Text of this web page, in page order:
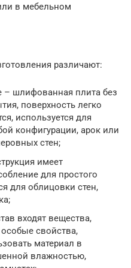
в мебельном
различают:
– шлифованная плита без
поверхность легко
используется для
конфигурации, арок или
стен;
имеет
для простого
для облицовки стен,
входят вещества,
свойства,
материал в
влажностью,